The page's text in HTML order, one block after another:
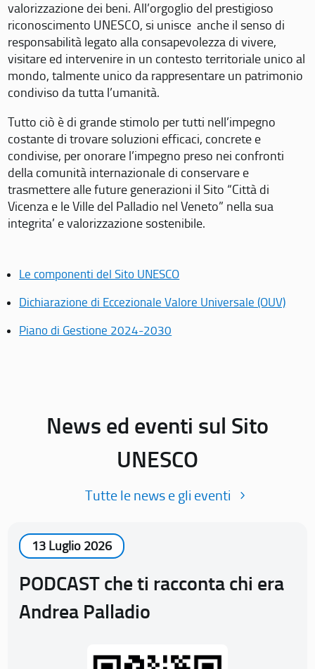
valorizzazione dei beni. All’orgoglio del prestigioso
riconoscimento UNESCO, si unisce anche il senso di
responsabilità legato alla consapevolezza di vivere,
visitare ed intervenire in un contesto territoriale unico al
mondo, talmente unico da rappresentare un patrimonio
condiviso da tutta l’umanità.
Tutto ciò è di grande stimolo per tutti nell’impegno
costante di trovare soluzioni efficaci, concrete e
condivise, per onorare l’impegno preso nei confronti
della comunità internazionale di conservare e
trasmettere alle future generazioni il Sito “Città di
Vicenza e le Ville del Palladio nel Veneto” nella sua
integrita’ e valorizzazione sostenibile.
Le componenti del Sito UNESCO
Dichiarazione di Eccezionale Valore Universale (OUV)
Piano di Gestione 2024-2030
News ed eventi sul Sito
UNESCO
Tutte le news e gli eventi
13 Luglio 2026
PODCAST che ti racconta chi era
Andrea Palladio